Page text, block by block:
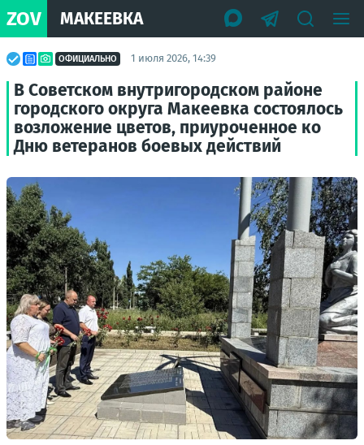
ZOV МАКЕЕВКА
ОФИЦИАЛЬНО 1 июля 2026, 14:39
В Советском внутригородском районе
городского округа Макеевка состоялось
возложение цветов, приуроченное ко
Дню ветеранов боевых действий